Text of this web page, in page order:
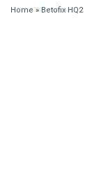
Home » Betofix HQ2